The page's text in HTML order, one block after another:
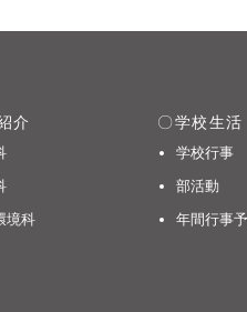
介
境科
学校生活
学校行事
部活動
年間行事